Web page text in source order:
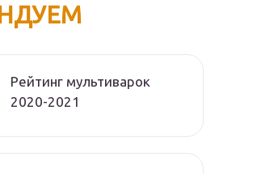
Рейтинг мультиварок
2020-2021